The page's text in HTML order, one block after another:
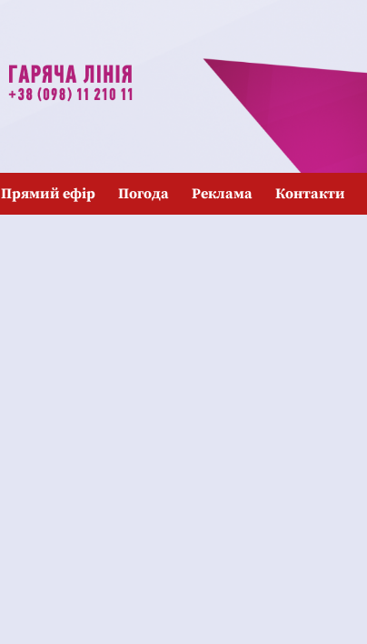
Прямий ефір Погода Реклама Контакти